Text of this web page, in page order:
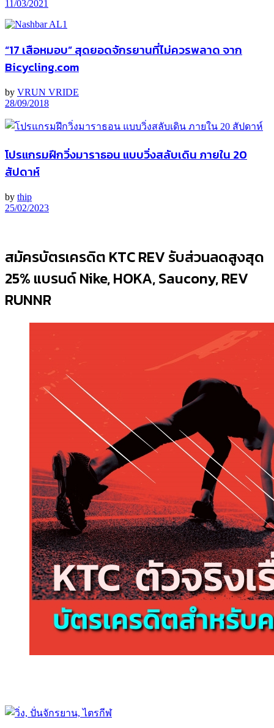
11/03/2021
“17 เสือหมอบ” สุดยอดจักรยานที่ไม่ควรพลาด จาก
Bicycling.com
by VRUN VRIDE
28/09/2018
โปรแกรมฝึกวิ่งมาราธอน แบบวิ่งสลับเดิน ภายใน 20
สัปดาห์
by thip
25/02/2023
สมัครบัตรเครดิต KTC REV รับส่วนลดสูงสุด
25% แบรนด์ Nike, HOKA, Saucony, REV
RUNNR